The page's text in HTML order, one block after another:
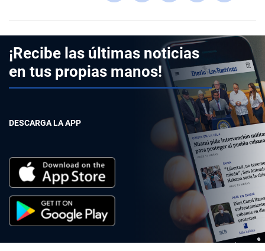
¡Recibe las últimas noticias
en tus propias manos!
DESCARGA LA APP